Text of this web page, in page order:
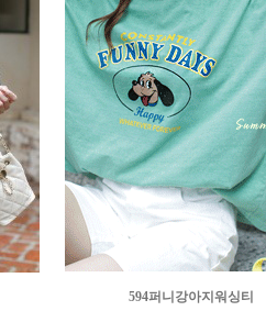
594퍼니강아지워싱티